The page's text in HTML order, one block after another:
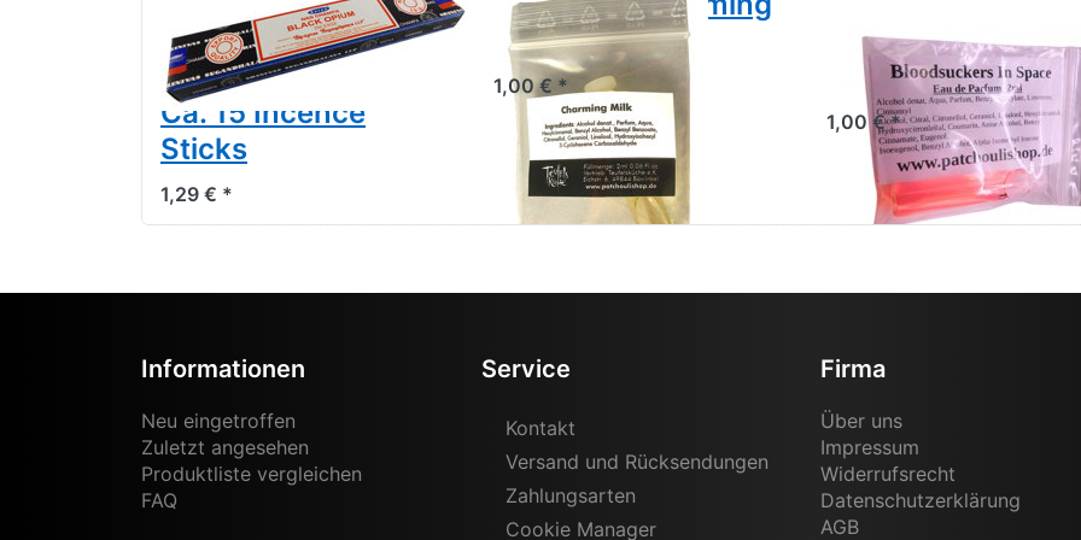
Black Opium von
Satya 15g Packung.
Ca. 15 Incence
Sticks
1,29 € *
Milk
1,00 € *
Bloodsuckers In
Space
1,00 € *
Informationen
Neu eingetroffen
Zuletzt angesehen
Produktliste vergleichen
FAQ
Service
Kontakt
Versand und Rücksendungen
Zahlungsarten
Cookie Manager
Firma
Über uns
Impressum
Widerrufsrecht
Datenschutzerklärung
AGB